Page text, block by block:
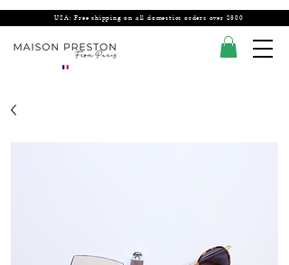
USA: Free shipping on all domestics orders over $300